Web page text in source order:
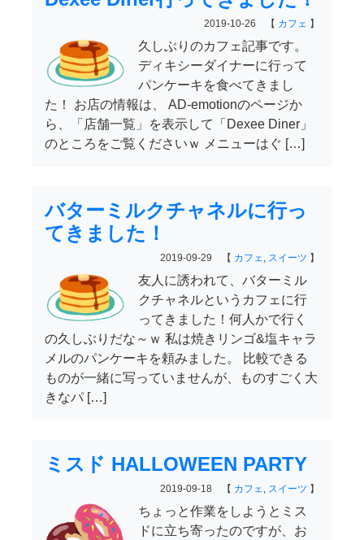
2019-10-26 【 カフェ 】
久しぶりのカフェ記事です。
ディキシーダイナーに行って
パンケーキを食べてきまし
た！ お店の情報は、 AD-emotionのページか
ら、「店舗一覧」を表示して「Dexee Diner」
のところをご覧くださいｗ メニューはぐ […]
バターミルクチャネルに行っ
てきました！
2019-09-29 【 カフェ, スイーツ 】
友人に誘われて、バターミル
クチャネルというカフェに行
ってきました！何人かで行く
の久しぶりだな～ｗ 私は焼きリンゴ&塩キャラ
メルのパンケーキを頼みました。 比較できる
ものが一緒に写っていませんが、ものすごく大
きなパ […]
ミスド HALLOWEEN PARTY
2019-09-18 【 カフェ, スイーツ 】
ちょっと作業をしようとミス
ドに立ち寄ったのですが、お